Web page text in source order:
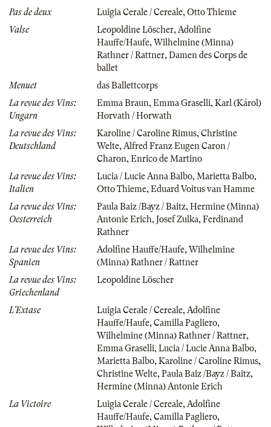
Pas de deux
Luigia Cerale / Cereale, Otto Thieme
Valse
Leopoldine Löscher, Adolfine
Hauffe/Haufe, Wilhelmine (Minna)
Rathner / Rattner, Damen des Corps de
ballet
Menuet
das Ballettcorps
La revue des Vins:
Ungarn
Emma Braun, Emma Graselli, Karl (Károl)
Horvath / Horwath
La revue des Vins:
Deutschland
Karoline / Caroline Rimus, Christine
Welte, Alfred Franz Eugen Caron /
Charon, Enrico de Martino
La revue des Vins:
Italien
Lucia / Lucie Anna Balbo, Marietta Balbo,
Otto Thieme, Eduard Voitus van Hamme
La revue des Vins:
Oesterreich
Paula Baiz /Bayz / Baitz, Hermine (Minna)
Antonie Erich, Josef Zulka, Ferdinand
Rathner
La revue des Vins:
Spanien
Adolfine Hauffe/Haufe, Wilhelmine
(Minna) Rathner / Rattner
La revue des Vins:
Griechenland
Leopoldine Löscher
L'Extase Luigia Cerale / Cereale, Adolfine
Hauffe/Haufe, Camilla Pagliero,
Wilhelmine (Minna) Rathner / Rattner,
Emma Graselli, Lucia / Lucie Anna Balbo,
Marietta Balbo, Karoline / Caroline Rimus,
Christine Welte, Paula Baiz /Bayz / Baitz,
Hermine (Minna) Antonie Erich
La Victoire
Luigia Cerale / Cereale, Adolfine
Hauffe/Haufe, Camilla Pagliero,